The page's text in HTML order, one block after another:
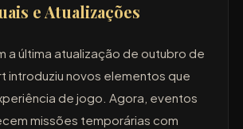
e Atualizações
a última atualização de outubro de
introduziu novos elementos que
de jogo. Agora, eventos
missões temporárias com